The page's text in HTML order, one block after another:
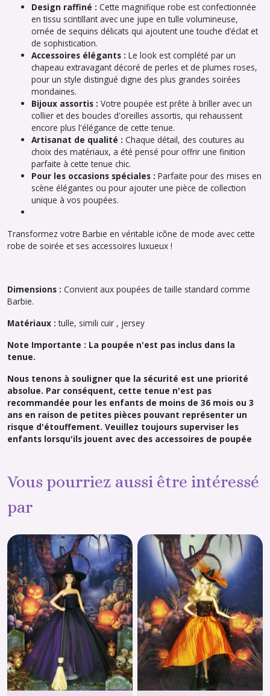
Design raffiné : Cette magnifique robe est confectionnée
en tissu scintillant avec une jupe en tulle volumineuse,
ornée de sequins délicats qui ajoutent une touche d’éclat et
de sophistication.
Accessoires élégants : Le look est complété par un
chapeau extravagant décoré de perles et de plumes roses,
pour un style distingué digne des plus grandes soirées
mondaines.
Bijoux assortis : Votre poupée est prête à briller avec un
collier et des boucles d'oreilles assortis, qui rehaussent
encore plus l'élégance de cette tenue.
Artisanat de qualité : Chaque détail, des coutures au
choix des matériaux, a été pensé pour offrir une finition
parfaite à cette tenue chic.
Pour les occasions spéciales : Parfaite pour des mises en
scène élégantes ou pour ajouter une pièce de collection
unique à vos poupées.
Transformez votre Barbie en véritable icône de mode avec cette
robe de soirée et ses accessoires luxueux !
Dimensions : Convient aux poupées de taille standard comme
Barbie.
Matériaux : tulle, simili cuir , jersey
Note Importante : La poupée n'est pas inclus dans la
tenue.
Nous tenons à souligner que la sécurité est une priorité
absolue. Par conséquent, cette tenue n'est pas
recommandée pour les enfants de moins de 36 mois ou 3
ans en raison de petites pièces pouvant représenter un
risque d'étouffement. Veuillez toujours superviser les
enfants lorsqu'ils jouent avec des accessoires de poupée
Vous pourriez aussi être intéressé
par